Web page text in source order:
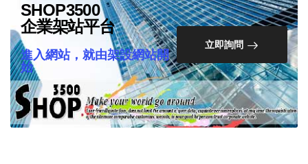
SHOP3500
企業架站平台
進入網站，就由架設網站開
始
立即詢問